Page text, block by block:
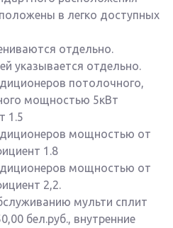
в легко доступных
отдельно.
указывается отдельно.
потолочного,
мощностью 5кВт
1.5
мощностью от
1.8
мощностью от
2,2.
мульти сплит
бел.руб., внутренние